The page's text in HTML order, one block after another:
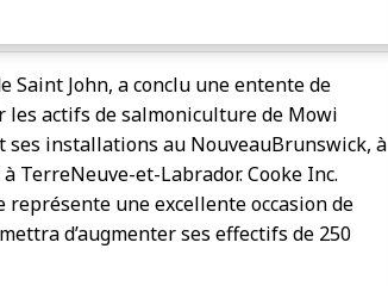
Saint John, a conclu une entente de
les actifs de salmoniculture de Mowi
ses installations au Nouveau­Brunswick, à
Terre­Neuve-et-Labrador. Cooke Inc.
une excellente occasion de
d’augmenter ses effectifs de 250